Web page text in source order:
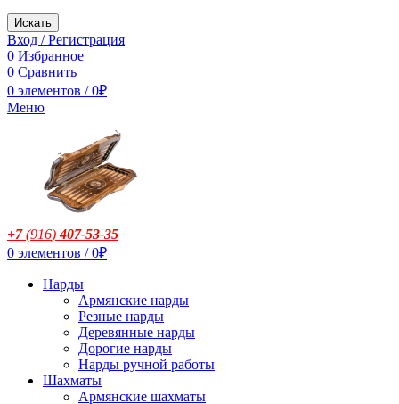
Искать
Вход / Регистрация
0 Избранное
0 Сравнить
0 элементов / 0₽
Меню
+7(916)407-53-35
0 элементов / 0₽
Нарды
Армянские нарды
Резные нарды
Деревянные нарды
Дорогие нарды
Нарды ручной работы
Шахматы
Армянские шахматы